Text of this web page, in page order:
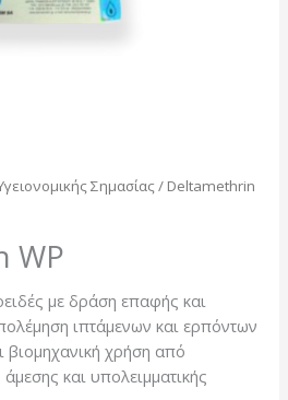
Σημασίας / Deltamethrin
WP
με δράση επαφής και
ιπτάμενων και ερπόντων
βιομηχανική χρήση από
και υπολειμματικής